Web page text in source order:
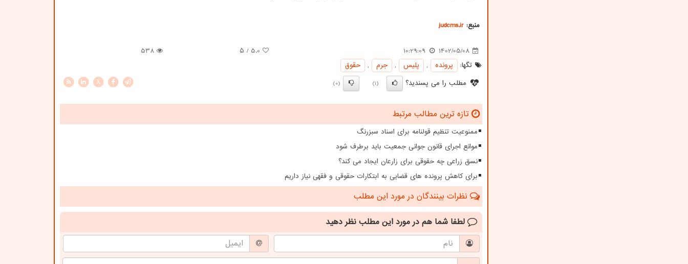
منبع: judcms.ir
1402/05/08
10:29:09
5.0 / ۵
538
تگها:
پرونده , پلیس , جرم ,
حقوق
مطلب را می پسندید؟
(1)
(0)
X
تازه ترین مطالب مرتبط
ممنوعیت تنظیم قولنامه برای اسناد سبزرنگ
موانع اجرای قانون جوانی جمعیت باید برطرف شود
نسق زراعی چه حقوقی برای زارعان ایجاد می کند؟
برای کاهش پرونده های قضایی به ابتکارات حقوقی و فقهی نیاز داریم
نظرات بینندگان در مورد این مطلب
لطفا شما هم در مورد این مطلب نظر دهید